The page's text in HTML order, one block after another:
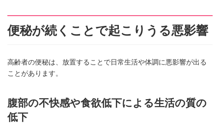
便秘が続くことで起こりうる悪影響
高齢者の便秘は、放置することで日常生活や体調に悪影響が出る
ことがあります。
腹部の不快感や食欲低下による生活の質の
低下